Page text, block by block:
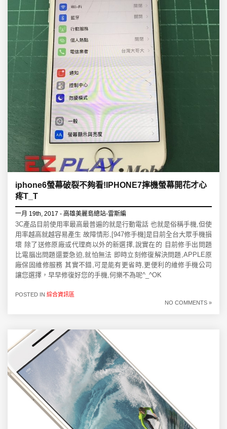
iphone6螢幕破裂不夠看!IPHONE7摔機螢幕開花才心
疼T_T
一月 19th, 2017 - 高雄美麗島總站-雷斯編
3C產品目前使用率最高最普遍的就是行動電話 也就是俗稱手機,但使
用率越高就越容易產生 故障情形,[947修手機]是目前全台大眾手機損
壞 除了送修原廠或代理商以外的新選擇,說實在的 目前修手出問題
比電腦出問題還要急迫,就怕無法 即時立刻修復解決問題,APPLE原
廠保固維修服務 其實不錯,可是能有更省時,更便利的維修手機公司
讓您選擇，早早修復好您的手機,何樂不為呢^_^OK
POSTED IN 綜合資訊區
NO COMMENTS »